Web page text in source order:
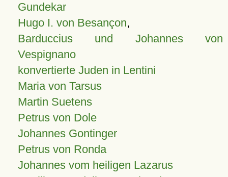
Gundekar
Hugo I. von Besançon,
Barduccius und Johannes von
Vespignano
konvertierte Juden in Lentini
Maria von Tarsus
Martin Suetens
Petrus von Dole
Johannes Gontinger
Petrus von Ronda
Johannes vom heiligen Lazarus